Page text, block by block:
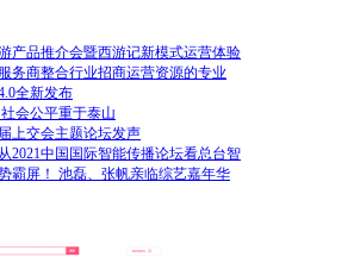
产品推介会暨西游记新模式运营体验
务商整合行业招商运营资源的专业
全新发布
会公平重于泰山
上交会主题论坛发声
2021中国国际智能传播论坛看总台智
霸屏！ 池磊、张帆亲临综艺嘉年华